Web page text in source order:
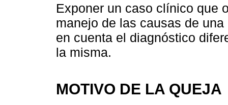
Exponer un caso clínico que
manejo de las causas de
en cuenta el diagnóstico
la misma.
MOTIVO DE LA QUEJA